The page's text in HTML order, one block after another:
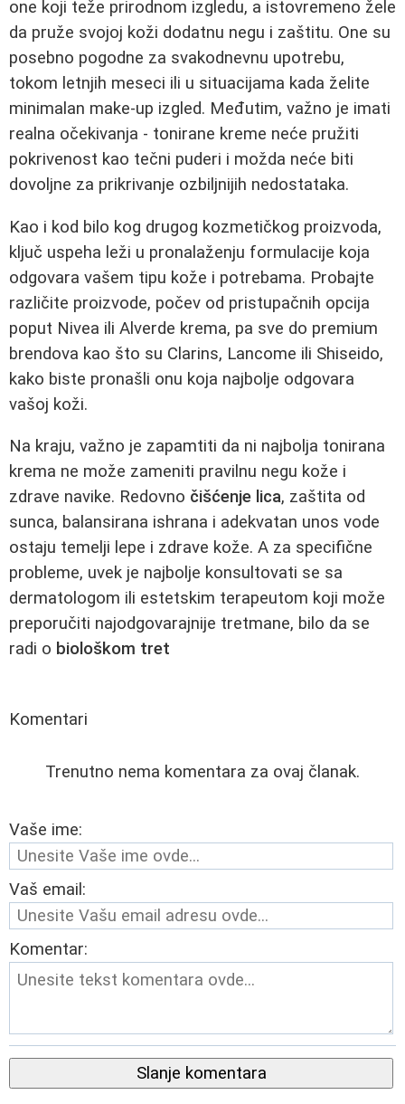
one koji teže prirodnom izgledu, a istovremeno žele
da pruže svojoj koži dodatnu negu i zaštitu. One su
posebno pogodne za svakodnevnu upotrebu,
tokom letnjih meseci ili u situacijama kada želite
minimalan make-up izgled. Međutim, važno je imati
realna očekivanja - tonirane kreme neće pružiti
pokrivenost kao tečni puderi i možda neće biti
dovoljne za prikrivanje ozbiljnijih nedostataka.
Kao i kod bilo kog drugog kozmetičkog proizvoda,
ključ uspeha leži u pronalaženju formulacije koja
odgovara vašem tipu kože i potrebama. Probajte
različite proizvode, počev od pristupačnih opcija
poput Nivea ili Alverde krema, pa sve do premium
brendova kao što su Clarins, Lancome ili Shiseido,
kako biste pronašli onu koja najbolje odgovara
vašoj koži.
Na kraju, važno je zapamtiti da ni najbolja tonirana
krema ne može zameniti pravilnu negu kože i
zdrave navike. Redovno čišćenje lica, zaštita od
sunca, balansirana ishrana i adekvatan unos vode
ostaju temelji lepe i zdrave kože. A za specifične
probleme, uvek je najbolje konsultovati se sa
dermatologom ili estetskim terapeutom koji može
preporučiti najodgovarajnije tretmane, bilo da se
radi o biološkom tret
Komentari
Trenutno nema komentara za ovaj članak.
Vaše ime:
Vaš email:
Komentar:
Slanje komentara